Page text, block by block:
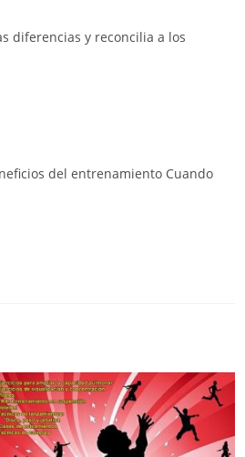
diferencias y reconcilia a los
del entrenamiento Cuando